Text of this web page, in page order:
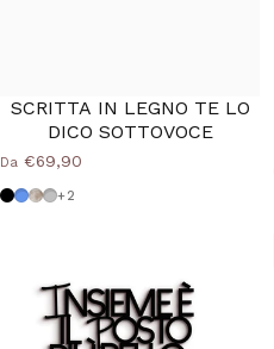
SCRITTA IN LEGNO TE LO
DICO SOTTOVOCE
Da €69,90
Nero
Azzurro Polvere
Shabby
Grigio Medio
+2